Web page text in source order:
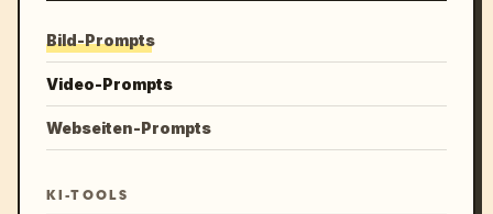
Bild-Prompts
Video-Prompts
Webseiten-Prompts
KI-TOOLS